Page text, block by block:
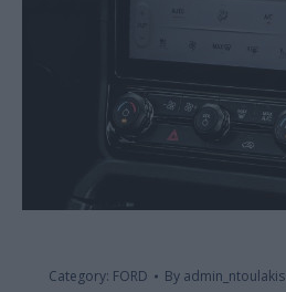
Category: FORD By admin_ntoulakis